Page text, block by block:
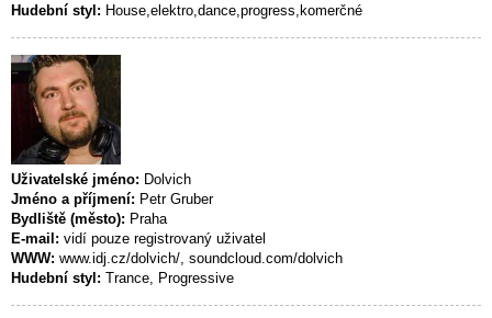
Hudební styl: House,elektro,dance,progress,komerčné
Uživatelské jméno: Dolvich
Jméno a příjmení: Petr Gruber
Bydliště (město): Praha
E-mail: vidí pouze registrovaný uživatel
WWW: www.idj.cz/dolvich/, soundcloud.com/dolvich
Hudební styl: Trance, Progressive